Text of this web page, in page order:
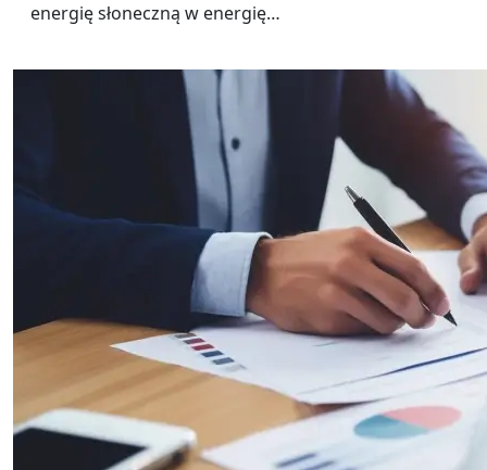
energię słoneczną w energię…